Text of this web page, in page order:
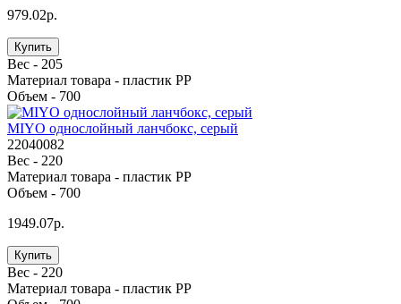
979.02р.
Купить
Вес - 205
Материал товара - пластик PP
Объем - 700
MIYO однослойный ланчбокс, серый
22040082
Вес - 220
Материал товара - пластик PP
Объем - 700
1949.07р.
Купить
Вес - 220
Материал товара - пластик PP